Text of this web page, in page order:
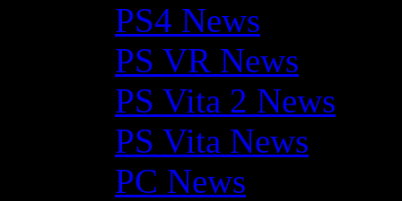
PS4 News
PS VR News
PS Vita 2 News
PS Vita News
PC News